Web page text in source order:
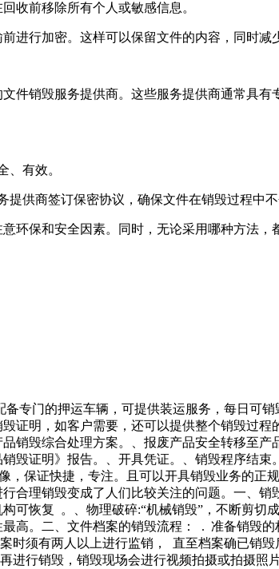
收前移除所有个人或敏感信息。
进行加密。这样可以保留文件的内容，同时减
件销毁服务提供商。这些服务提供商通常具
、有效。
供商签订保密协议，确保文件在销毁过程中不
环保和安全因素。同时，无论采用哪种方法，
备专门的押运车辆，可提供装运服务，每日可
证明，如客户需要，还可以提供整个销毁过
销毁综合处理方案。、报废产品安全转移至
毁证明》报告。、开具凭证。、销毁程序结
，保证快捷，专注。且可以开具销毁业务的
合理销毁变成了人们比较关注的问题。一、
可恢复 。、物理破碎:“机械销毁”，不断剪切
高。二、文件档案的销毁流程： . 准备销毁
时须有两人以上进行监销， 直至档案确已销
行销毁，销毁现场会进行视频拍摄或拍摄